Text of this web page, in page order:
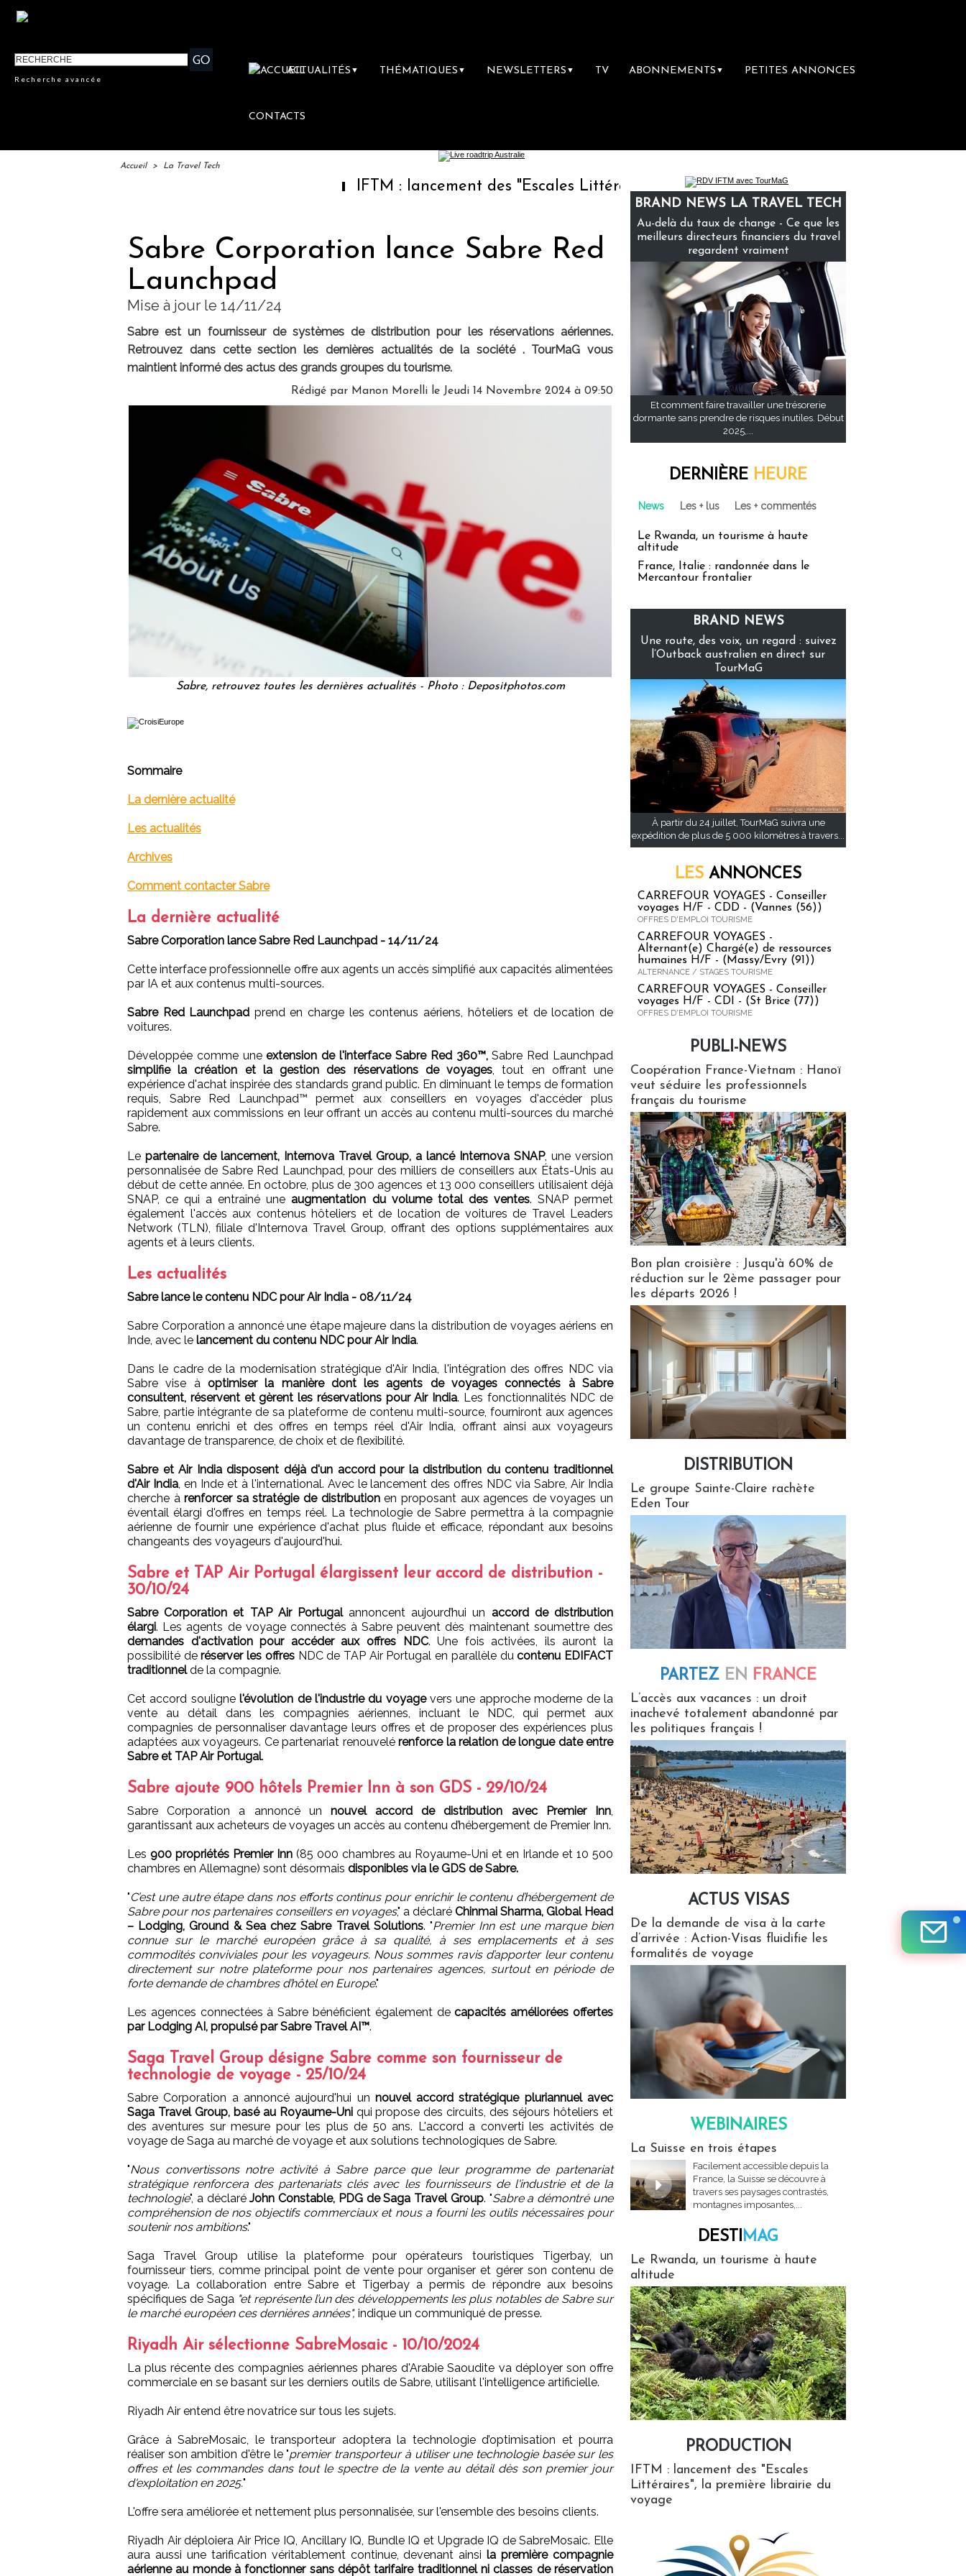
Recherche avancée
ACTUALITÉS ▼ THÉMATIQUES ▼ NEWSLETTERS ▼ TV ABONNEMENTS ▼ PETITES ANNONCES
CONTACTS
Accueil > La Travel Tech
IFTM : lancement des "Escales Littéraires", la première librairie du voyage
Sabre Corporation lance Sabre Red
Launchpad
Mise à jour le 14/11/24
Sabre est un fournisseur de systèmes de distribution pour les réservations aériennes.
Retrouvez dans cette section les dernières actualités de la société . TourMaG vous
maintient informé des actus des grands groupes du tourisme.
Rédigé par Manon Morelli le Jeudi 14 Novembre 2024 à 09:50
Sabre, retrouvez toutes les dernières actualités - Photo : Depositphotos.com
Sommaire
La dernière actualité
Les actualités
Archives
Comment contacter Sabre
La dernière actualité
Sabre Corporation lance Sabre Red Launchpad - 14/11/24
Cette interface professionnelle offre aux agents un accès simplifié aux capacités alimentées
par IA et aux contenus multi-sources.
Sabre Red Launchpad prend en charge les contenus aériens, hôteliers et de location de
voitures.
Développée comme uneextension de l'interface Sabre Red 360™,Sabre Red Launchpad
simplifie la création et la gestion des réservations de voyages, tout en offrant une
expérience d'achat inspirée des standards grand public. En diminuant le temps de formation
requis, Sabre Red Launchpad™ permet aux conseillers en voyages d'accéder plus
rapidement aux commissions en leur offrant un accès au contenu multi-sources du marché
Sabre.
Le partenaire de lancement, Internova Travel Group, a lancé Internova SNAP, une version
personnalisée de Sabre Red Launchpad, pour des milliers de conseillers aux États-Unis au
début de cette année. En octobre, plus de 300 agences et 13 000 conseillers utilisaient déjà
SNAP, ce qui a entraîné uneaugmentation du volume total des ventes. SNAP permet
également l'accès aux contenus hôteliers et de location de voitures de Travel Leaders
Network (TLN), filiale d'Internova Travel Group, offrant des options supplémentaires aux
agents et à leurs clients.
Les actualités
Sabre lance le contenu NDC pour Air India - 08/11/24
Sabre Corporation a annoncé une étape majeure dans la distribution de voyages aériens en
Inde, avec le lancement du contenu NDC pour Air India.
Dans le cadre de la modernisation stratégique d'Air India, l'intégration des offres NDC via
Sabre vise à optimiser la manière dont les agents de voyages connectés à Sabre
consultent, réservent et gèrent les réservations pour Air India. Les fonctionnalités NDC de
Sabre, partie intégrante de sa plateforme de contenu multi-source, fourniront aux agences
un contenu enrichi et des offres en temps réel d'Air India, offrant ainsi aux voyageurs
davantage de transparence, de choix et de flexibilité.
Sabre et Air India disposent déjà d'un accord pour la distribution du contenu traditionnel
d'Air India, en Inde et à l'international. Avec le lancement des offres NDC via Sabre, Air India
cherche àrenforcer sa stratégie de distributionen proposant aux agences de voyages un
éventail élargi d'offres en temps réel. La technologie de Sabre permettra à la compagnie
aérienne de fournir une expérience d'achat plus fluide et efficace, répondant aux besoins
changeants des voyageurs d'aujourd'hui.
Sabre et TAP Air Portugal élargissent leur accord de distribution -
30/10/24
Sabre Corporation et TAP Air Portugalannoncent aujourd’hui un accord de distribution
élargi. Les agents de voyage connectés à Sabre peuvent dès maintenant soumettre des
demandes d'activation pour accéder aux offres NDC. Une fois activées, ils auront la
possibilité deréserver les offresNDC de TAP Air Portugal en parallèle ducontenu EDIFACT
traditionnelde la compagnie.
Cet accord soulignel'évolution de l'industrie du voyagevers une approche moderne de la
vente au détail dans les compagnies aériennes, incluant le NDC, qui permet aux
compagnies de personnaliser davantage leurs offres et de proposer des expériences plus
adaptées aux voyageurs. Ce partenariat renouvelé renforce la relation de longue date entre
Sabre et TAP Air Portugal.
Sabre ajoute 900 hôtels Premier Inn à son GDS - 29/10/24
Sabre Corporation a annoncé un nouvel accord de distribution avec Premier Inn,
garantissant aux acheteurs de voyages un accès au contenu d’hébergement de Premier Inn.
Les 900 propriétés Premier Inn(85 000 chambres au Royaume-Uni et en Irlande et 10 500
chambres en Allemagne) sont désormais disponibles via le GDS de Sabre.
"C’est une autre étape dans nos efforts continus pour enrichir le contenu d’hébergement de
Sabre pour nos partenaires conseillers en voyages," a déclaré Chinmai Sharma, Global Head
– Lodging, Ground & Sea chez Sabre Travel Solutions. "Premier Inn est une marque bien
connue sur le marché européen grâce à sa qualité, à ses emplacements et à ses
commodités conviviales pour les voyageurs. Nous sommes ravis d’apporter leur contenu
directement sur notre plateforme pour nos partenaires agences, surtout en période de
forte demande de chambres d’hôtel en Europe."
Les agences connectées à Sabre bénéficient également decapacités améliorées offertes
par Lodging AI, propulsé par Sabre Travel AI™.
Saga Travel Group désigne Sabre comme son fournisseur de
technologie de voyage - 25/10/24
Sabre Corporation a annoncé aujourd'hui un nouvel accord stratégique pluriannuel avec
Saga Travel Group, basé au Royaume-Uniqui propose des circuits, des séjours hôteliers et
des aventures sur mesure pour les plus de 50 ans. L'accord a converti les activités de
voyage de Saga au marché de voyage et aux solutions technologiques de Sabre.
"Nous convertissons notre activité à Sabre parce que leur programme de partenariat
stratégique renforcera des partenariats clés avec les fournisseurs de l'industrie et de la
technologie", a déclaréJohn Constable, PDG de Saga Travel Group. "Sabre a démontré une
compréhension de nos objectifs commerciaux et nous a fourni les outils nécessaires pour
soutenir nos ambitions."
Saga Travel Group utilise la plateforme pour opérateurs touristiques Tigerbay, un
fournisseur tiers, comme principal point de vente pour organiser et gérer son contenu de
voyage. La collaboration entre Sabre et Tigerbay a permis de répondre aux besoins
spécifiques de Saga "et représente l’un des développements les plus notables de Sabre sur
le marché européen ces dernières années", indique un communiqué de presse.
Riyadh Air sélectionne SabreMosaic - 10/10/2024
La plus récente des compagnies aériennes phares d'Arabie Saoudite va déployer son offre
commerciale en se basant sur les derniers outils de Sabre, utilisant l'intelligence artificielle.
Riyadh Air entend être novatrice sur tous les sujets.
Grâce à SabreMosaic, le transporteur adoptera la technologie d’optimisation et pourra
réaliser son ambition d'être le "premier transporteur à utiliser une technologie basée sur les
offres et les commandes dans tout le spectre de la vente au détail dès son premier jour
d'exploitation en 2025."
L'offre sera améliorée et nettement plus personnalisée, sur l'ensemble des besoins clients.
Riyadh Air déploiera Air Price IQ, Ancillary IQ, Bundle IQ et Upgrade IQ de SabreMosaic. Elle
aura aussi une tarification véritablement continue, devenant ainsila première compagnie
aérienne au monde à fonctionner sans dépôt tarifaire traditionnel ni classes de réservation
BRAND NEWS LA TRAVEL TECH
Au-delà du taux de change - Ce que les
meilleurs directeurs financiers du travel
regardent vraiment
Et comment faire travailler une trésorerie
dormante sans prendre de risques inutiles. Début
2025,...
DERNIÈRE HEURE
News Les + lus Les + commentés
Le Rwanda, un tourisme à haute
altitude
France, Italie : randonnée dans le
Mercantour frontalier
BRAND NEWS
Une route, des voix, un regard : suivez
l’Outback australien en direct sur
TourMaG
À partir du 24 juillet, TourMaG suivra une
expédition de plus de 5 000 kilomètres à travers...
LES ANNONCES
CARREFOUR VOYAGES - Conseiller
voyages H/F - CDD - (Vannes (56))
OFFRES D'EMPLOI TOURISME
CARREFOUR VOYAGES -
Alternant(e) Chargé(e) de ressources
humaines H/F - (Massy/Evry (91))
ALTERNANCE / STAGES TOURISME
CARREFOUR VOYAGES - Conseiller
voyages H/F - CDI - (St Brice (77))
OFFRES D'EMPLOI TOURISME
PUBLI-NEWS
Coopération France-Vietnam : Hanoï
veut séduire les professionnels
français du tourisme
Bon plan croisière : Jusqu'à 60% de
réduction sur le 2ème passager pour
les départs 2026 !
DISTRIBUTION
Le groupe Sainte-Claire rachète
Eden Tour
PARTEZ EN FRANCE
L’accès aux vacances : un droit
inachevé totalement abandonné par
les politiques français !
ACTUS VISAS
De la demande de visa à la carte
d’arrivée : Action-Visas fluidifie les
formalités de voyage
WEBINAIRES
La Suisse en trois étapes
Facilement accessible depuis la
France, la Suisse se découvre à
travers ses paysages contrastés,
montagnes imposantes,...
DESTIMAG
Le Rwanda, un tourisme à haute
altitude
PRODUCTION
IFTM : lancement des "Escales
Littéraires", la première librairie du
voyage